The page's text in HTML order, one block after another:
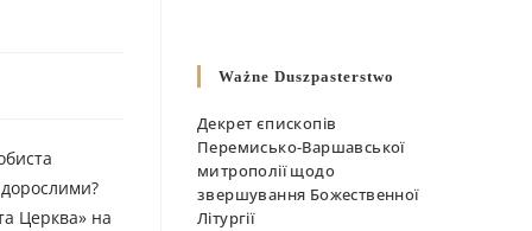
дорослими?
Церква» на
Ważne Duszpasterstwo
Декрет єпископів
Перемисько-Варшавської
митрополії щодо
звершування Божественної
Літургії